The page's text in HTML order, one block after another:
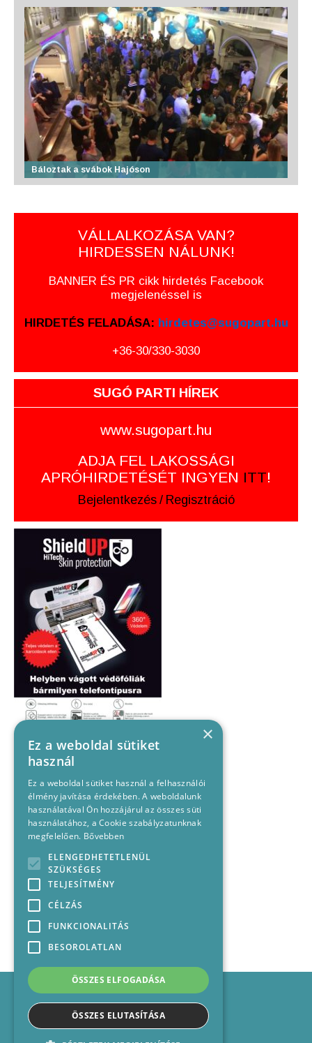
Báloztak a svábok Hajóson
VÁLLALKOZÁSA VAN?
HIRDESSEN NÁLUNK!
BANNER ÉS PR cikk hirdetés Facebook
megjelenéssel is
HIRDETÉS FELADÁSA: hirdetes@sugopart.hu
+36-30/330-3030
SUGÓ PARTI HÍREK
www.sugopart.hu
ADJA FEL LAKOSSÁGI
APRÓHIRDETÉSÉT INGYEN ITT!
Bejelentkezés / Regisztráció
Impresszum
Médiajánlat
Felhasználási feltételek
×
Ez a weboldal sütiket
használ
Ez a weboldal sütiket használ a felhasználói
élmény javítása érdekében. A weboldalunk
használatával Ön hozzájárul az összes süti
használatához, a Cookie szabályzatunknak
megfelelően. Bővebben
ELENGEDHETETLENÜL
SZÜKSÉGES
TELJESÍTMÉNY
CÉLZÁS
FUNKCIONALITÁS
BESOROLATLAN
ÖSSZES ELFOGADÁSA
ÖSSZES ELUTASÍTÁSA